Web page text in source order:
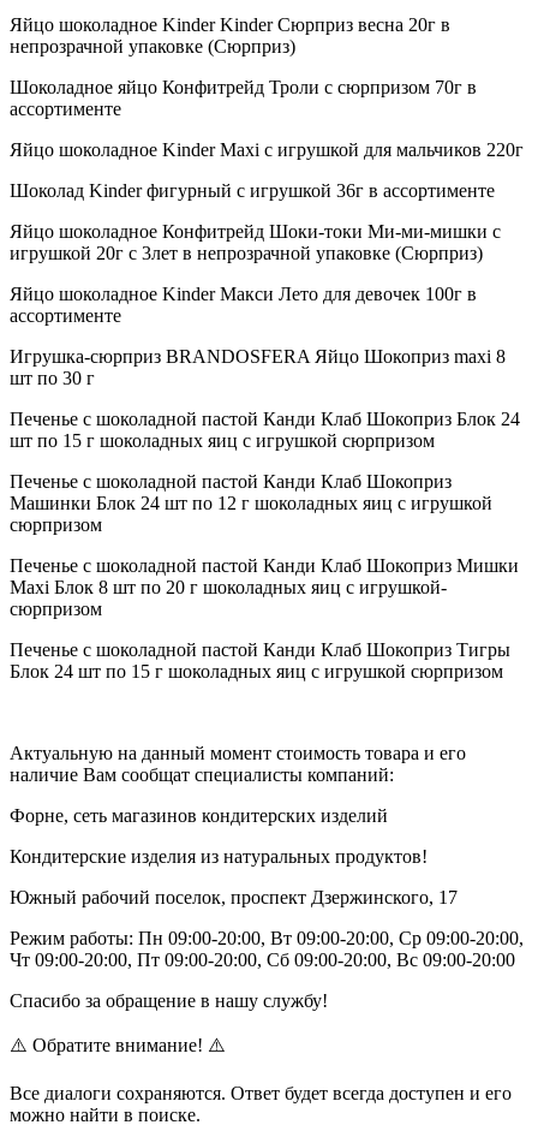
Яйцо шоколадное Kinder Kinder Сюрприз весна 20г в
непрозрачной упаковке (Сюрприз)
Шоколадное яйцо Конфитрейд Троли с сюрпризом 70г в
ассортименте
Яйцо шоколадное Kinder Maxi с игрушкой для мальчиков 220г
Шоколад Kinder фигурный с игрушкой 36г в ассортименте
Яйцо шоколадное Конфитрейд Шоки-токи Ми-ми-мишки с
игрушкой 20г с 3лет в непрозрачной упаковке (Сюрприз)
Яйцо шоколадное Kinder Макси Лето для девочек 100г в
ассортименте
Игрушка-сюрприз BRANDOSFERA Яйцо Шокоприз maxi 8
шт по 30 г
Печенье с шоколадной пастой Канди Клаб Шокоприз Блок 24
шт по 15 г шоколадных яиц с игрушкой сюрпризом
Печенье с шоколадной пастой Канди Клаб Шокоприз
Машинки Блок 24 шт по 12 г шоколадных яиц с игрушкой
сюрпризом
Печенье с шоколадной пастой Канди Клаб Шокоприз Мишки
Maxi Блок 8 шт по 20 г шоколадных яиц с игрушкой-
сюрпризом
Печенье с шоколадной пастой Канди Клаб Шокоприз Тигры
Блок 24 шт по 15 г шоколадных яиц с игрушкой сюрпризом
Актуальную на данный момент стоимость товара и его
наличие Вам сообщат специалисты компаний:
Форне, сеть магазинов кондитерских изделий
Кондитерские изделия из натуральных продуктов!
Южный рабочий поселок, проспект Дзержинского, 17
Режим работы: Пн 09:00-20:00, Вт 09:00-20:00, Ср 09:00-20:00,
Чт 09:00-20:00, Пт 09:00-20:00, Сб 09:00-20:00, Вс 09:00-20:00
Спасибо за обращение в нашу службу!
⚠️ Обратите внимание! ⚠️
Все диалоги сохраняются. Ответ будет всегда доступен и его
можно найти в поиске.